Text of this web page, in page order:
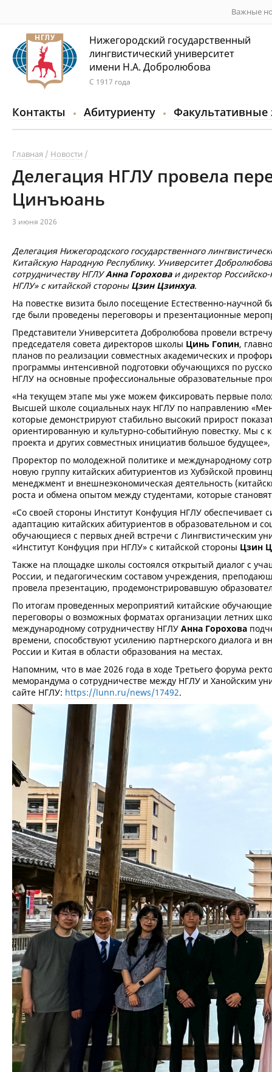
Важные
Нижегородский государственный
лингвистический университет
имени Н.А. Добролюбова
С 1917 года
Контакты Абитуриенту Факультативные
Главная Новости
Делегация НГЛУ провела
Цинъюань
3 июня 2026
Делегация Нижегородского государственного
Китайскую Народную Республику. Университет
сотрудничеству НГЛУАнна Гороховаи директор
НГЛУ» с китайской стороны Цзин Цзинхуа.
На повестке визита было посещение Естественно-
где были проведены переговоры и презентационные
Представители Университета Добролюбова провели
председателя совета директоров школы Цинь Гопин,
планов по реализации совместных академических и
программы интенсивной подготовки обучающихся по
НГЛУ на основные профессиональные образовательные
«На текущем этапе мы уже можем фиксировать первые
Высшей школе социальных наук НГЛУ по направлению
которые демонстрируют стабильно высокий прирост
ориентированную и культурно-событийную повестку. Мы
проекта и других совместных инициатив большое
Проректор по молодежной политике и международному
новую группу китайских абитуриентов из Хубэйской
менеджмент и внешнеэкономическая деятельность
роста и обмена опытом между студентами, которые
«Со своей стороны Институт Конфуция НГЛУ
адаптацию китайских абитуриентов в образовательном и
обучающиеся с первых дней встречи с Лингвистическим
«Институт Конфуция при НГЛУ» с китайской стороны Цзин
Также на площадке школы состоялся открытый диалог с
России, и педагогическим составом учреждения,
провела презентацию, продемонстрировавшую
По итогам проведенных мероприятий китайские
переговоры о возможных форматах организации летних
международному сотрудничеству НГЛУ Анна Горохова
времени, способствуют усилению партнерского диалога и
России и Китая в области образования на местах.
Напомним, что в мае 2026 года в ходе Третьего форума
меморандума о сотрудничестве между НГЛУ и Ханойским
сайте НГЛУ: https://lunn.ru/news/17492.